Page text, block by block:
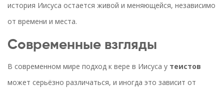
история Иисуса остается живой и меняющейся, независимо
от времени и места.
Современные взгляды
В современном мире подход к вере в Иисуса у теистов
может серьёзно различаться, и иногда это зависит от